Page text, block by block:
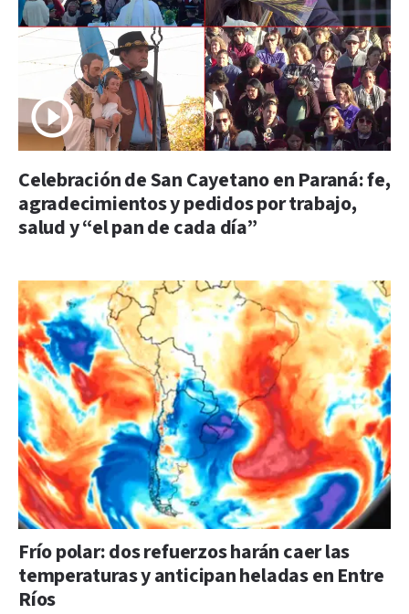
Celebración de San Cayetano en Paraná: fe,
agradecimientos y pedidos por trabajo,
salud y “el pan de cada día”
Frío polar: dos refuerzos harán caer las
temperaturas y anticipan heladas en Entre
Ríos